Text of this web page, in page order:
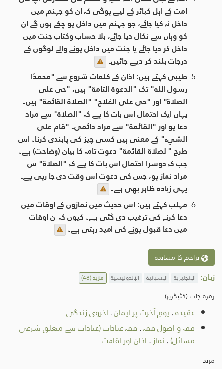
امت کے اہل کبائر کے لیے ہوگی کہ ان کو جہنم میں
داخل نہ کیا جائے، جو جہنم میں داخل ہو چکے ہوں گے ان
کو وہاں سے نکال دیا جائے، بلا حساب وکتاب جنت میں
داخل کر دیا جائے یا جنت میں داخل ہونے والے لوگوں کے
درجات بلند کر دیے جائيں۔
طیبی کہتے ہیں: اذان کے کلمات شروع سے "محمدًا
رسول الله" تک "الدعوة التامة" ہیں، "حی علی
الصلاۃ" اور "حی علی الفلاح" "الصلاۃ القائمة" ہیں۔
یہاں ایک احتمال اس بات کا ہے کہ "الصلاۃ" سے مراد
دعا ہو اور "القائمۃ" سے مراد دائمی۔ "قام على
الشيء" کے معنی ہيں کسی چیز کی پابندی کرنا۔ اس
طرح "الصلاة القائمة" دعوت تامہ کا بیان (وضاحت) ہے۔
جب کہ دوسرا احتمال اس بات کا ہے کہ "الصلاة" س
مراد نماز ہو، جس کی دعوت اس وقت دی جا رہی ہے۔
یہی زیادہ ظاہر بھی ہے۔
مہلب کہتے ہیں: اس حدیث میں نمازوں کے اوقات میں
دعا کرنے کی ترغیب دی گئی ہے۔ کیوں کہ ان اوقات
میں دعا قبول ہونے کی امید رہتی ہے۔
تراجم کا مشاہدہ
زبان: الإنجليزية الإسبانية الإندونيسية مزید(48)
زمرہ جات (کٹیگریز)
عقیدہ. یومِ آخرت پر ایمان. اخروی زندگی
فقہ و اصولِ فقہ. فقہِ عبادات (عبادات سے متعلق شرعی
مسائل). نماز. اذان اور اقامت
مزید